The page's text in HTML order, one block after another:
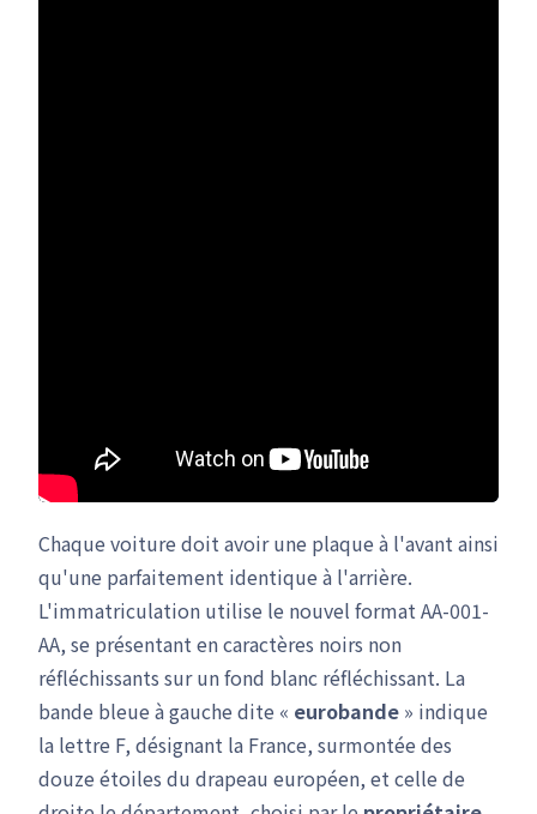
Chaque voiture doit avoir une plaque à l'avant ainsi
qu'une parfaitement identique à l'arrière.
L'immatriculation utilise le nouvel format AA-001-
AA, se présentant en caractères noirs non
réfléchissants sur un fond blanc réfléchissant. La
bande bleue à gauche dite « eurobande » indique
la lettre F, désignant la France, surmontée des
douze étoiles du drapeau européen, et celle de